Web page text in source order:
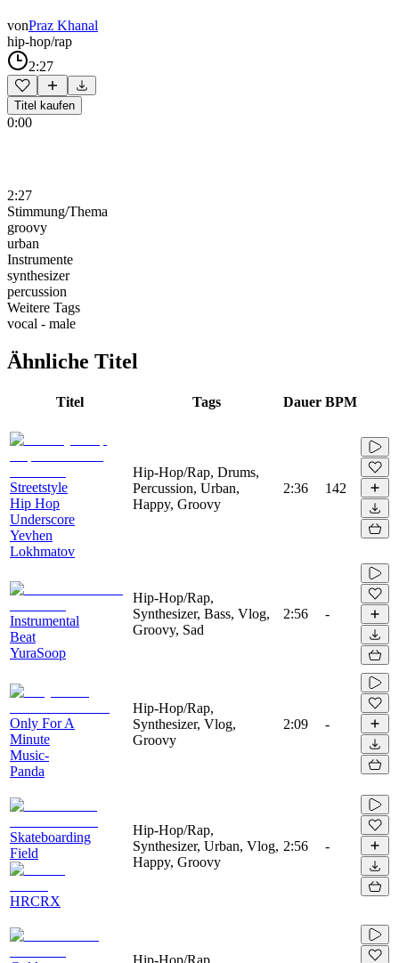
vonPraz Khanal
hip-hop/rap
2:27
Titel kaufen
0:00
2:27
Stimmung/Thema
groovy
urban
Instrumente
synthesizer
percussion
Weitere Tags
vocal - male
Ähnliche Titel
Titel Tags Dauer BPM
Streetstyle
Hip Hop
Underscore
Yevhen
Lokhmatov
Hip-Hop/Rap, Drums,
Percussion, Urban,
Happy, Groovy
2:36 142
Instrumental
Beat
YuraSoop
Hip-Hop/Rap,
Synthesizer, Bass, Vlog,
Groovy, Sad
2:56 -
Only For A
Minute
Music-
Panda
Hip-Hop/Rap,
Synthesizer, Vlog,
Groovy
2:09 -
Skateboarding
Field
HRCRX
Hip-Hop/Rap,
Synthesizer, Urban, Vlog,
Happy, Groovy
2:56 -
Hip-Hop/Rap,